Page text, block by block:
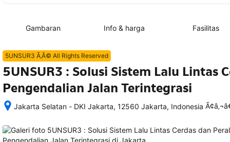
Gambaran Info & harga Fasilitas
5UNSUR3 Ã‚Â© All Rights Reserved
5UNSUR3 : Solusi Sistem Lalu Lintas
Pengendalian Jalan Terintegrasi
Jakarta Selatan - DKI Jakarta, 12560 Jakarta, Indonesia
memesan,
semua